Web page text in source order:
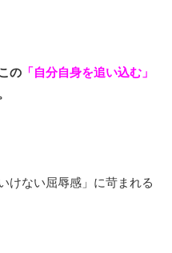
の 「自分自身を追い込む」
けない屈辱感」に苛まれる